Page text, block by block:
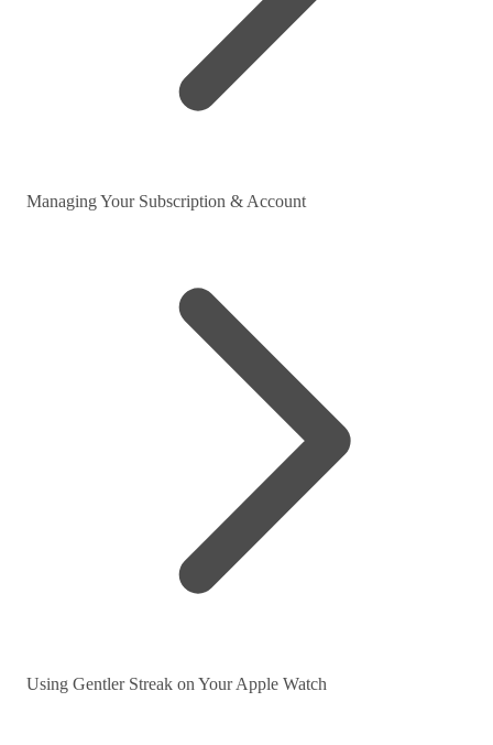
Managing Your Subscription & Account
Using Gentler Streak on Your Apple Watch